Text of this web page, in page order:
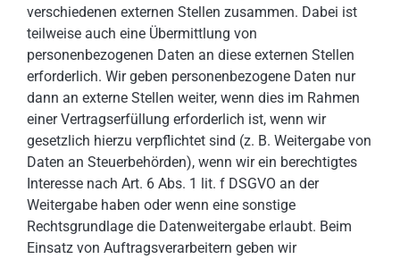
verschiedenen externen Stellen zusammen. Dabei ist
teilweise auch eine Übermittlung von
personenbezogenen Daten an diese externen Stellen
erforderlich. Wir geben personenbezogene Daten nur
dann an externe Stellen weiter, wenn dies im Rahmen
einer Vertragserfüllung erforderlich ist, wenn wir
gesetzlich hierzu verpflichtet sind (z. B. Weitergabe von
Daten an Steuerbehörden), wenn wir ein berechtigtes
Interesse nach Art. 6 Abs. 1 lit. f DSGVO an der
Weitergabe haben oder wenn eine sonstige
Rechtsgrundlage die Datenweitergabe erlaubt. Beim
Einsatz von Auftragsverarbeitern geben wir